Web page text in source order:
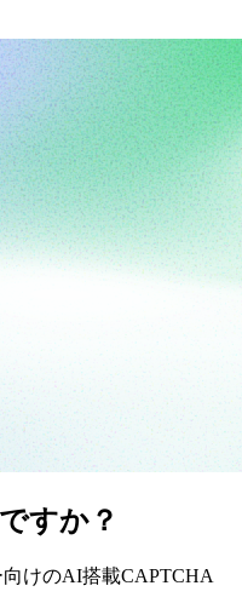
すか？
けのAI搭載CAPTCHA